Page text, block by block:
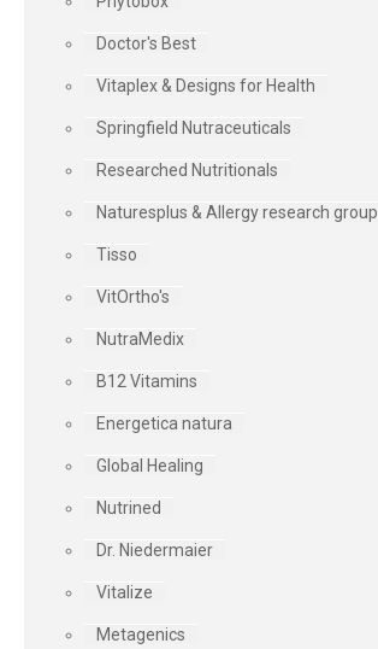
Doctor's Best
Vitaplex & Designs for Health
Springfield Nutraceuticals
Researched Nutritionals
Naturesplus & Allergy research group
Tisso
VitOrtho's
NutraMedix
B12 Vitamins
Energetica natura
Global Healing
Nutrined
Dr. Niedermaier
Vitalize
Metagenics